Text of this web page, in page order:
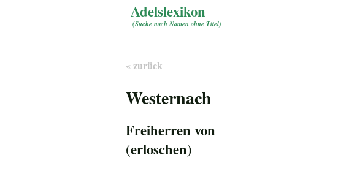
Adelslexikon
(Suche nach Namen ohne Titel)
« zurück
Westernach
Freiherren von
(erloschen)